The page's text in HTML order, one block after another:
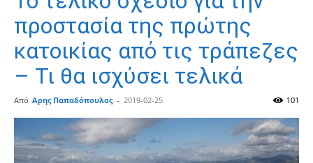
προστασία της πρώτης
κατοικίας από τις τράπεζες
– Τι θα ισχύσει τελικά
Από Αρης Παπαδόπουλος - 2019-02-25 101